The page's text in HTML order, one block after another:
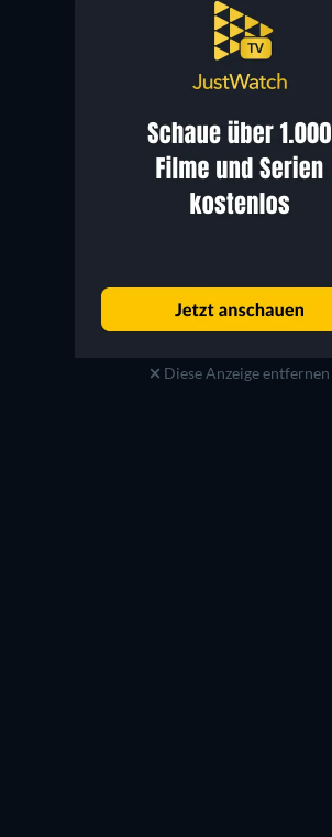
Diese Anzeige entfernen